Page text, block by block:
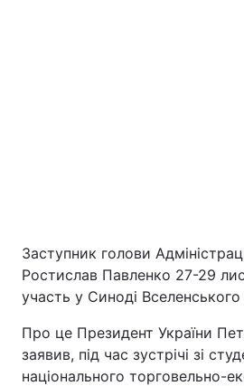
Київ
Дніпро
Одеса
Заступник голови
Ростислав Павленко 27-29
участь у Синоді Вселенського
Про це Президент України
заявив, під час зустрічі зі
національного торговельно-